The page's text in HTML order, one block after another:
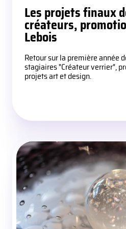
Les projets finaux
créateurs,
Lebois
Retour sur la première année
stagiaires "Créateur verrier",
projets art et design.